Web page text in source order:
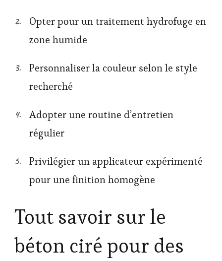
Opter pour un traitement hydrofuge en
zone humide
Personnaliser la couleur selon le style
recherché
Adopter une routine d’entretien
régulier
Privilégier un applicateur expérimenté
pour une finition homogène
Tout savoir sur le
béton ciré pour des